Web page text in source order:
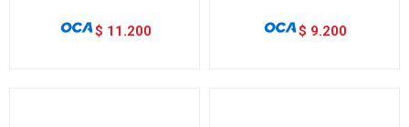
$ 11.200 $ 9.200